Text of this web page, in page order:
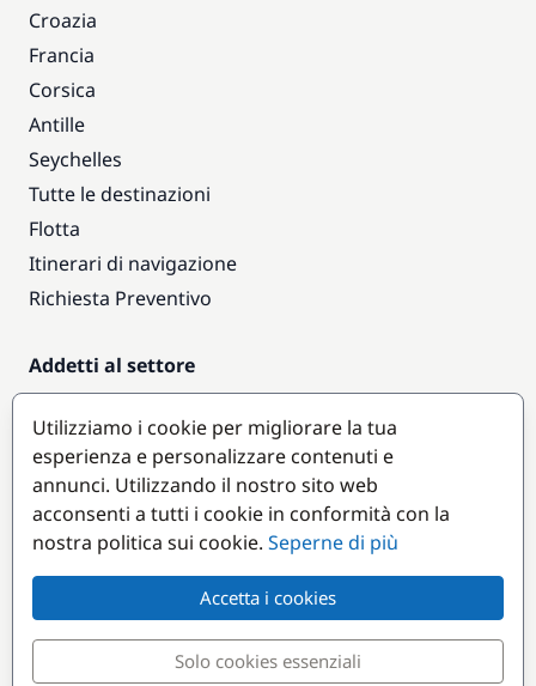
Croazia
Francia
Corsica
Antille
Seychelles
Tutte le destinazioni
Flotta
Itinerari di navigazione
Richiesta Preventivo
Addetti al settore
Accesso armatori
Diventare partner
Destinazioni popolari
Utilizziamo i cookie per migliorare la tua
esperienza e personalizzare contenuti e
annunci. Utilizzando il nostro sito web
acconsenti a tutti i cookie in conformità con la
nostra politica sui cookie. Seperne di più
Accetta i cookies
Solo cookies essenziali